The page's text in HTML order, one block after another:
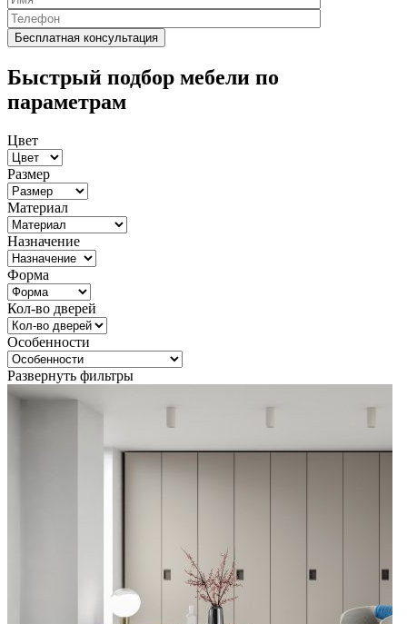
Быстрый подбор мебели по
параметрам
Цвет
Размер
Материал
Назначение
Форма
Кол-во дверей
Особенности
Развернуть фильтры